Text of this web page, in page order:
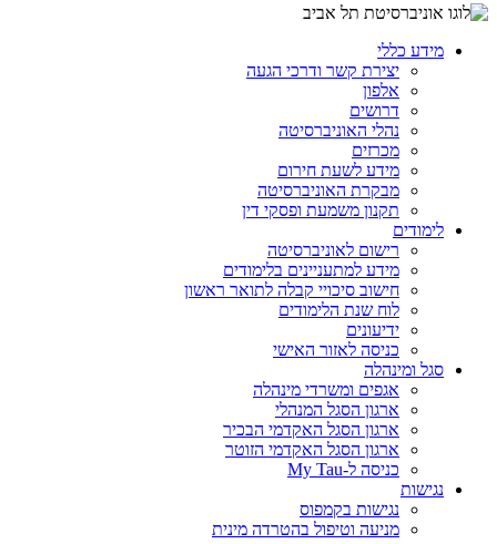
מידע כללי
יצירת קשר ודרכי הגעה
אלפון
דרושים
נהלי האוניברסיטה
מכרזים
מידע לשעת חירום
מבקרת האוניברסיטה
תקנון משמעת ופסקי דין
לימודים
רישום לאוניברסיטה
מידע למתעניינים בלימודים
חישוב סיכויי קבלה לתואר ראשון
לוח שנת הלימודים
ידיעונים
כניסה לאזור האישי
סגל ומינהלה
אגפים ומשרדי מינהלה
ארגון הסגל המנהלי
ארגון הסגל האקדמי הבכיר
ארגון הסגל האקדמי הזוטר
כניסה ל-My Tau
נגישות
נגישות בקמפוס
מניעה וטיפול בהטרדה מינית